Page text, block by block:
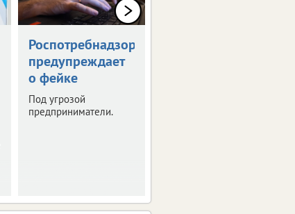
Роспотребнадзор
предупреждает
о фейке
Под угрозой
предприниматели.